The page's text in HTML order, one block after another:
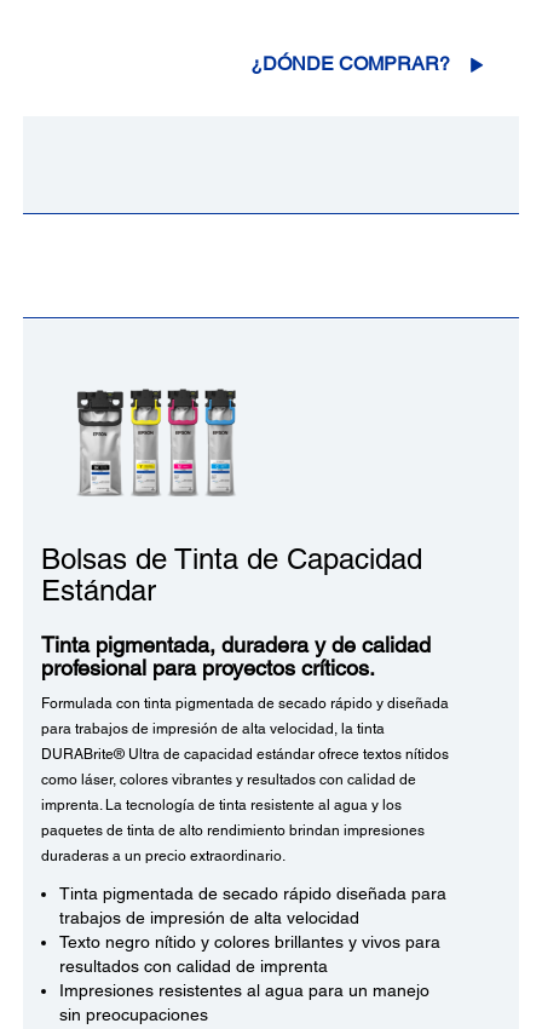
¿DÓNDE COMPRAR?
Bolsas de Tinta de Capacidad
Estándar
Tinta pigmentada, duradera y de calidad
profesional para proyectos críticos.
Formulada con tinta pigmentada de secado rápido y diseñada
para trabajos de impresión de alta velocidad, la tinta
DURABrite® Ultra de capacidad estándar ofrece textos nítidos
como láser, colores vibrantes y resultados con calidad de
imprenta. La tecnología de tinta resistente al agua y los
paquetes de tinta de alto rendimiento brindan impresiones
duraderas a un precio extraordinario.
Tinta pigmentada de secado rápido diseñada para
trabajos de impresión de alta velocidad
Texto negro nítido y colores brillantes y vivos para
resultados con calidad de imprenta
Impresiones resistentes al agua para un manejo
sin preocupaciones